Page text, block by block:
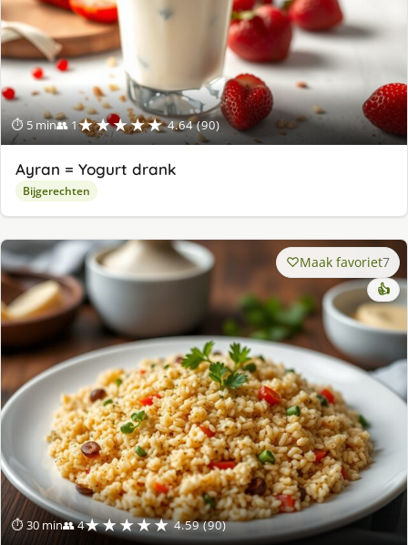
⏱ 5 min👥 1★★★★★ 4.64 (90)
Ayran = Yogurt drank
Bijgerechten
⏱ 30 min👥 4★★★★★ 4.59 (90)
Maak favoriet7
👍